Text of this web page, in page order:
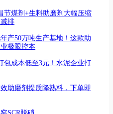
节煤剂+生料助磨剂大幅压缩
排
产50万吨生产基地！这款助
极限控本
包成本低至3元！水泥企业打
助磨剂提质降熟料，下单即